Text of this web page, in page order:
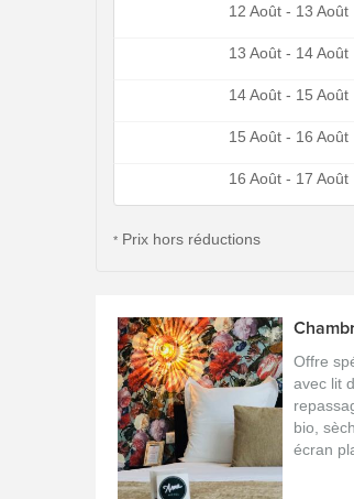
12 Août - 13 Août
13 Août - 14 Août
14 Août - 15 Août
15 Août - 16 Août
16 Août - 17 Août
* Prix hors réductions
Offre
avec lit
bio,
écran